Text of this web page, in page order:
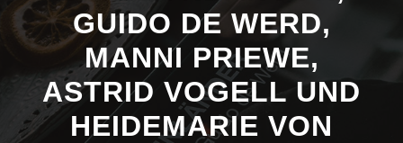
GUIDO DE WERD,
MANNI PRIEWE,
ASTRID VOGELL UND
HEIDEMARIE VON